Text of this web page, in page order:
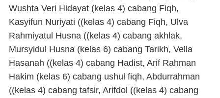
Wushta Veri Hidayat (kelas 4) cabang Fiqh,
Kasyifun Nuriyati ((kelas 4) cabang Fiqh, Ulva
Rahmiyatul Husna ((kelas 4) cabang akhlak,
Mursyidul Husna (kelas 6) cabang Tarikh, Vella
Hasanah ((kelas 4) cabang Hadist, Arif Rahman
Hakim (kelas 6) cabang ushul fiqh, Abdurrahman
((kelas 4) cabang tafsir, Arifdol ((kelas 4) cabang